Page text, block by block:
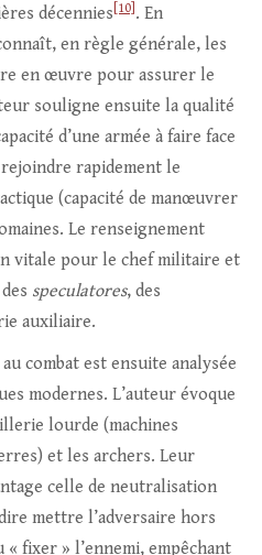
décennies [10] . En
en règle générale, les
en œuvre pour assurer le
souligne ensuite la qualité
d’une armée à faire face
rapidement le
(capacité de manœuvrer
Le renseignement
vitale pour le chef militaire et
speculatores, des
auxiliaire.
combat est ensuite analysée
modernes. L’auteur évoque
lourde (machines
et les archers. Leur
celle de neutralisation
mettre l’adversaire hors
« fixer » l’ennemi, empêchant